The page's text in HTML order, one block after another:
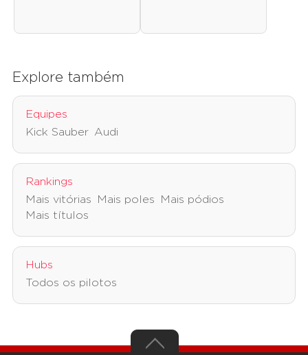
Explore também
Equipes
Kick Sauber Audi
Rankings
Mais vitórias
Mais poles
Mais pódios
Mais títulos
Hubs
Todos os pilotos